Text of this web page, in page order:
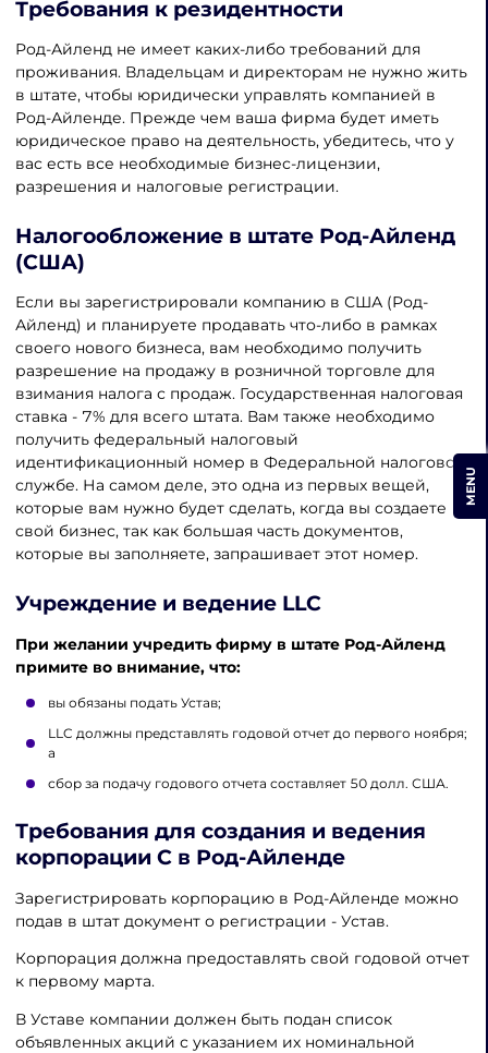
Требования к резидентности
Род-Айленд не имеет каких-либо требований для
проживания. Владельцам и директорам не нужно жить
в штате, чтобы юридически управлять компанией в
Род-Айленде. Прежде чем ваша фирма будет иметь
юридическое право на деятельность, убедитесь, что у
вас есть все необходимые бизнес-лицензии,
разрешения и налоговые регистрации.
Налогообложение в штате Род-Айленд
(США)
Если вы зарегистрировали компанию в США (Род-
Айленд) и планируете продавать что-либо в рамках
своего нового бизнеса, вам необходимо получить
разрешение на продажу в розничной торговле для
взимания налога с продаж. Государственная налоговая
ставка - 7% для всего штата. Вам также необходимо
получить федеральный налоговый
идентификационный номер в Федеральной налоговой
службе. На самом деле, это одна из первых вещей,
которые вам нужно будет сделать, когда вы создаете
свой бизнес, так как большая часть документов,
которые вы заполняете, запрашивает этот номер.
Учреждение и ведение LLC
При желании учредить фирму в штате Род-Айленд
примите во внимание, что:
вы обязаны подать Устав;
LLC должны представлять годовой отчет до первого ноября;
а
сбор за подачу годового отчета составляет 50 долл. США.
Требования для создания и ведения
корпорации C в Род-Айленде
Зарегистрировать корпорацию в Род-Айленде можно
подав в штат документ о регистрации - Устав.
Корпорация должна предоставлять свой годовой отчет
к первому марта.
В Уставе компании должен быть подан список
объявленных акций с указанием их номинальной
MENU